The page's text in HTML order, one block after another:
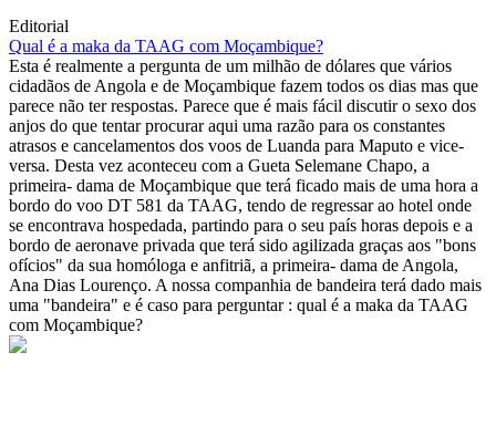
Editorial
Qual é a maka da TAAG com Moçambique?
Esta é realmente a pergunta de um milhão de dólares que vários
cidadãos de Angola e de Moçambique fazem todos os dias mas que
parece não ter respostas. Parece que é mais fácil discutir o sexo dos
anjos do que tentar procurar aqui uma razão para os constantes
atrasos e cancelamentos dos voos de Luanda para Maputo e vice-
versa. Desta vez aconteceu com a Gueta Selemane Chapo, a
primeira- dama de Moçambique que terá ficado mais de uma hora a
bordo do voo DT 581 da TAAG, tendo de regressar ao hotel onde
se encontrava hospedada, partindo para o seu país horas depois e a
bordo de aeronave privada que terá sido agilizada graças aos "bons
ofícios" da sua homóloga e anfitriã, a primeira- dama de Angola,
Ana Dias Lourenço. A nossa companhia de bandeira terá dado mais
uma "bandeira" e é caso para perguntar : qual é a maka da TAAG
com Moçambique?